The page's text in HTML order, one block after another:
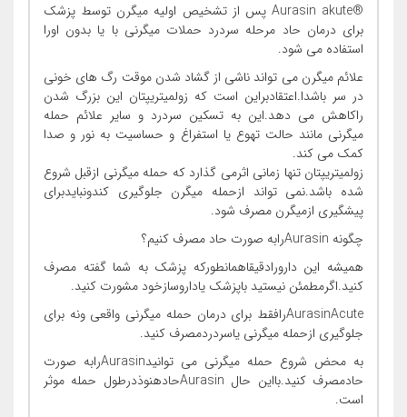
®Aurasin akute پس از تشخیص اولیه میگرن توسط پزشک
برای درمان حاد مرحله سردرد حملات میگرنی با یا بدون اورا
استفاده می شود.
علائم میگرن می تواند ناشی از گشاد شدن موقت رگ های خونی
در سر باشدا.اعتقادبراین است که زولمیتریپتان این بزرگ شدن
راکاهش می دهد.این به تسکین سردرد و سایر علائم حمله
میگرنی مانند حالت تهوع یا استفراغ و حساسیت به نور و صدا
کمک می کند.
زولمیتریپتان تنها زمانی اثرمی گذارد که حمله میگرنی ازقبل شروع
شده باشد.نمی تواند ازحمله میگرن جلوگیری کندونبایدبرای
پیشگیری ازمیگرن مصرف شود.
چگونه Aurasinرابه صورت حاد مصرف کنیم؟
همیشه این دارورادقیقاهمانطورکه پزشک به شما گفته مصرف
کنید.اگرمطمئن نیستید باپزشک یاداروسازخود مشورت کنید.
AurasinAcuteرافقط برای درمان حمله میگرنی واقعی ونه برای
جلوگیری ازحمله میگرنی یاسردردمصرف کنید.
به محض شروع حمله میگرنی می توانیدAurasinرابه صورت
حادمصرف کنید.بااین حال Aurasinحادهنوذدرطول حمله موثر
است.